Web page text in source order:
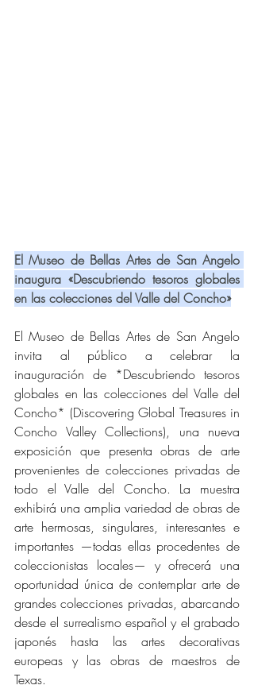
El Museo de Bellas Artes de San Angelo
inaugura «Descubriendo tesoros globales
en las colecciones del Valle del Concho»
El Museo de Bellas Artes de San Angelo
invita al público a celebrar la
inauguración de *Descubriendo tesoros
globales en las colecciones del Valle del
Concho* (Discovering Global Treasures in
Concho Valley Collections), una nueva
exposición que presenta obras de arte
provenientes de colecciones privadas de
todo el Valle del Concho. La muestra
exhibirá una amplia variedad de obras de
arte hermosas, singulares, interesantes e
importantes —todas ellas procedentes de
coleccionistas locales— y ofrecerá una
oportunidad única de contemplar arte de
grandes colecciones privadas, abarcando
desde el surrealismo español y el grabado
japonés hasta las artes decorativas
europeas y las obras de maestros de
Texas.